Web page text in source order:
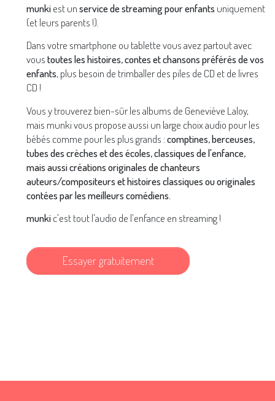
munkiest unservice de streaming pour enfants uniquement
(et leurs parents !).
Dans votre smartphone ou tablette vous avez partout avec
voustoutes les histoires, contes et chansons préférés de vos
enfants, plus besoin de trimballer des piles de CD et de livres
CD !
Vous y trouverez bien-sûr les albums de Geneviève Laloy,
mais munki vous propose aussi un large choix audio pour les
bébés comme pour les plus grands :comptines, berceuses,
tubes des crèches et des écoles, classiques de l'enfance,
mais aussi créations originales de chanteurs
auteurs/compositeurs et histoires classiques ou originales
contées par les meilleurs comédiens.
munkic'est tout l'audio de l'enfance en streaming !
Essayer gratuitement